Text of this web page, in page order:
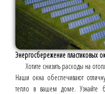
Энергосбережение пластиковых
Хотите снизить расходы на
Наши окна обеспечивают
тепло в вашем доме. Узнайте